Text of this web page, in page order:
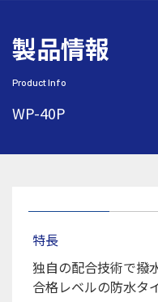
製品情報
Product Info
WP-40P
特長
独自の配合技術で撥
合格レベルの防水タ